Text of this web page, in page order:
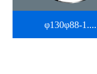
φ130φ88-1....